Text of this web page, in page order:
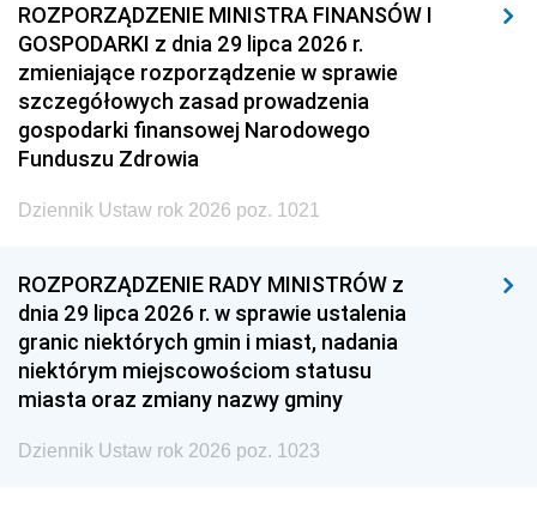
ROZPORZĄDZENIE MINISTRA FINANSÓW I
GOSPODARKI z dnia 29 lipca 2026 r.
zmieniające rozporządzenie w sprawie
szczegółowych zasad prowadzenia
gospodarki finansowej Narodowego
Funduszu Zdrowia
Dziennik Ustaw rok 2026 poz. 1021
ROZPORZĄDZENIE RADY MINISTRÓW z
dnia 29 lipca 2026 r. w sprawie ustalenia
granic niektórych gmin i miast, nadania
niektórym miejscowościom statusu
miasta oraz zmiany nazwy gminy
Dziennik Ustaw rok 2026 poz. 1023